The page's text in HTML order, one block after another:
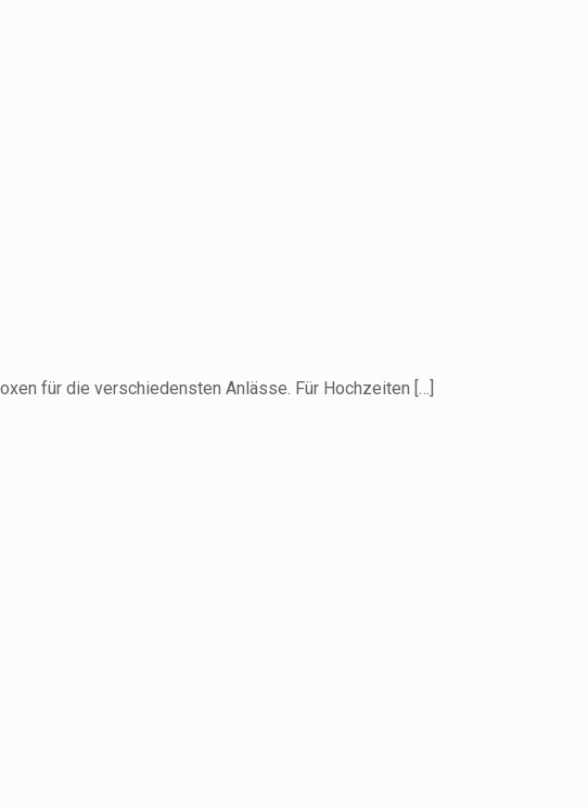
für die verschiedensten Anlässe. Für Hochzeiten […]